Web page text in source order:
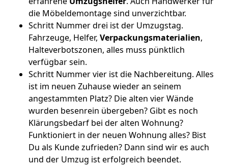
die Möbeldemontage sind unverzichtbar.
Schritt Nummer drei ist der Umzugstag.
Fahrzeuge, Helfer, Verpackungsmaterialien,
Halteverbotszonen, alles muss pünktlich
verfügbar sein.
Schritt Nummer vier ist die Nachbereitung. Alles
ist im neuen Zuhause wieder an seinem
angestammten Platz? Die alten vier Wände
wurden besenrein übergeben? Gibt es noch
Klärungsbedarf bei der alten Wohnung?
Funktioniert in der neuen Wohnung alles? Bist
Du als Kunde zufrieden? Dann sind wir es auch
und der Umzug ist erfolgreich beendet.